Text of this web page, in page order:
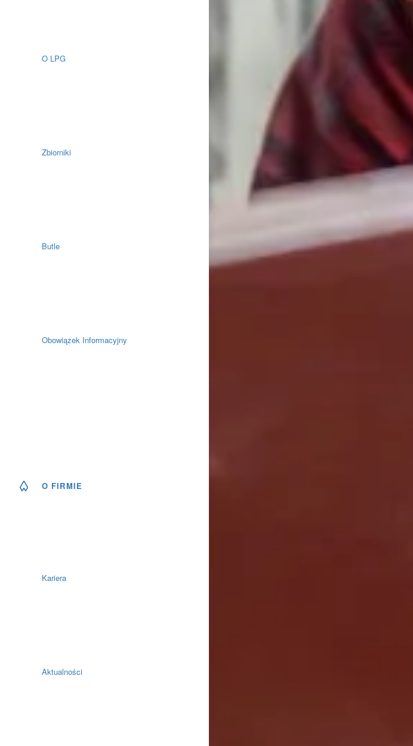
O LPG
Zbiorniki
Butle
Obowiązek Informacyjny
O FIRMIE
Kariera
Aktualności